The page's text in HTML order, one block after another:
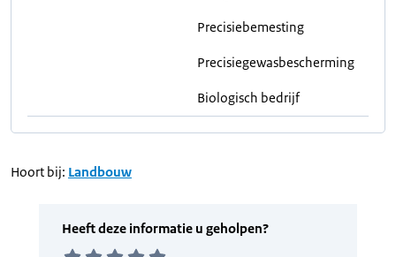
Precisiebemesting
Precisiegewasbescherming
Biologisch bedrijf
Hoort bij: Landbouw